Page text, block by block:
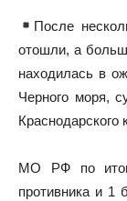
После
отошли, а
находилась в
Черного моря,
Краснодарского
МО РФ по
противника и 1